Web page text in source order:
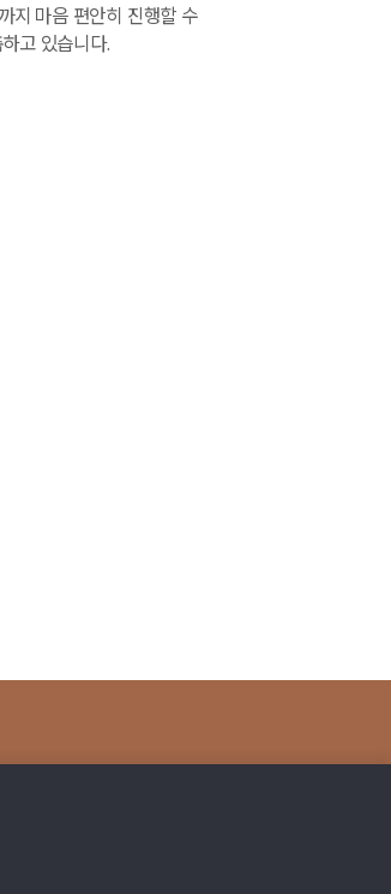
지 마음 편안히 진행할 수
고 있습니다.